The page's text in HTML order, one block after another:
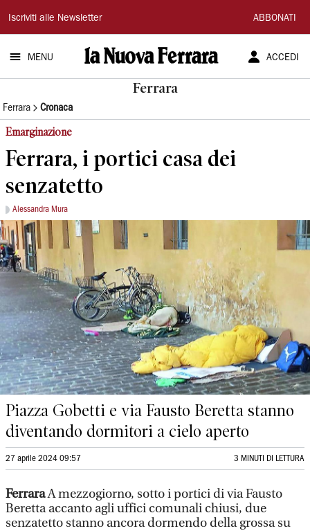
La
Nuova
Ferrara
Iscriviti alle Newsletter ABBONATI
MENU ACCEDI
Ferrara
Ferrara Cronaca
Emarginazione
Ferrara, i portici casa dei
senzatetto
Alessandra Mura
Piazza Gobetti e via Fausto Beretta stanno
diventando dormitori a cielo aperto
27 aprile 2024 09:57 3 MINUTI DI LETTURA
FerraraA mezzogiorno, sotto i portici di via Fausto
Beretta accanto agli uffici comunali chiusi, due
senzatetto stanno ancora dormendo della grossa su